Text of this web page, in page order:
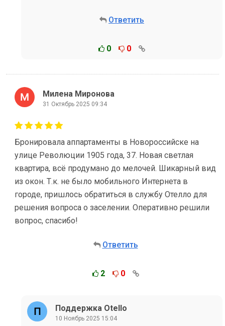
Ответить
0 0
Милена Миронова
31 Октябрь 2025 09:34
Бронировала аппартаменты в Новороссийске на
улице Революции 1905 года, 37. Новая светлая
квартира, всë продумано до мелочей. Шикарный вид
из окон. Т.к. не было мобильного Интернета в
городе, пришлось обратиться в службу Отелло для
решения вопроса о заселении. Оперативно решили
вопрос, спасибо!
Ответить
2 0
Поддержка Otello
10 Ноябрь 2025 15:04